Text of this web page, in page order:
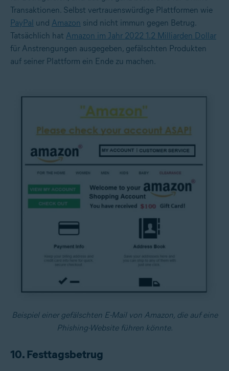
Transaktionen. Selbst vertrauenswürdige Plattformen wie
PayPal und Amazon sind nicht immun gegen Betrug.
Tatsächlich hat Amazon im Jahr 2022 1.2 Milliarden Dollar
für Anstrengungen ausgegeben, gefälschten Produkten
auf seiner Plattform ein Ende zu machen.
Beispiel einer gefälschten E-Mail von Amazon, die auf eine
Phishing-Website führen könnte.
10. Festtagsbetrug